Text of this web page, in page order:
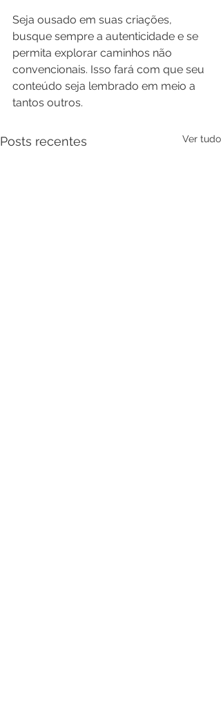
Seja ousado em suas criações,
busque sempre a autenticidade e se
permita explorar caminhos não
convencionais. Isso fará com que seu
conteúdo seja lembrado em meio a
tantos outros.
Posts recentes Ver tudo